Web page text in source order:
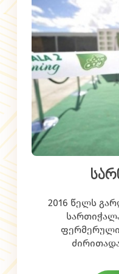
მიერ,
მდიდარია
ელემენტებით,
და
2016 წელს
წარმოება,